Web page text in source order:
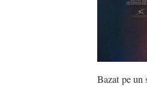
Bazat pe